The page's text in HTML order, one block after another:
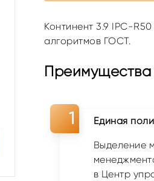
Континент 3.9 IPC-
алгоритмов ГОСТ.
Преимущества
Единая
Выделение
в Центр